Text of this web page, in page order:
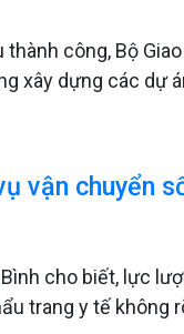
công, Bộ
xây dựng các dự
vận chuyển
cho biết, lực
trang y tế không